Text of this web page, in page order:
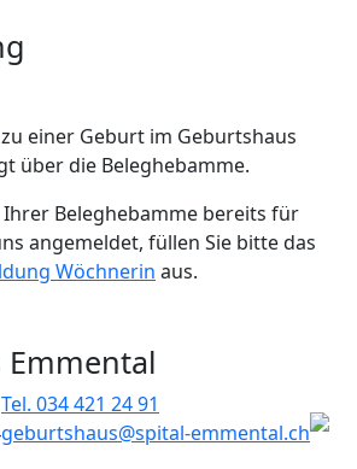
einer Geburt im Geburtshaus
über die Beleghebamme.
Ihrer Beleghebamme bereits für
angemeldet, füllen Sie bitte das
Wöchnerin aus.
Tel. 034 421 24 91
geburtshaus@spital-emmental.ch